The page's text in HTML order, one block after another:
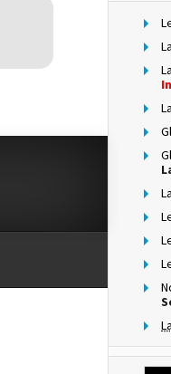
La
La
La